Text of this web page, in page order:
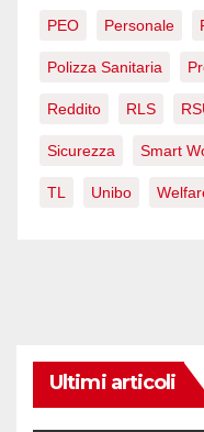
PEO Personale
Polizza Sanitaria
Reddito RLS
Sicurezza Smart
TL Unibo
Ultimi articoli